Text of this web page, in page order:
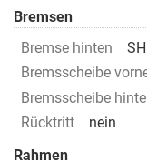
Bremsen
Bremse hinten
Bremsscheibe
Bremsscheibe
Rücktritt
nein
Rahmen